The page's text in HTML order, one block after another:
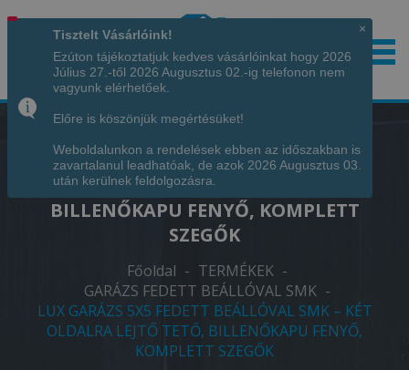
Hívjon minket!+36 70 7342034
LUX GARÁZS 5X5 FEDETT BEÁLLÓVAL
SMK – KÉT OLDALRA LEJTŐ TETŐ,
BILLENŐKAPU FENYŐ, KOMPLETT
SZEGŐK
Főoldal - TERMÉKEK -
GARÁZS FEDETT BEÁLLÓVAL SMK -
LUX GARÁZS 5X5 FEDETT BEÁLLÓVAL SMK – KÉT
OLDALRA LEJTŐ TETŐ, BILLENŐKAPU FENYŐ,
KOMPLETT SZEGŐK
×
Tisztelt Vásárlóink!
Ezúton tájékoztatjuk kedves vásárlóinkat hogy 2026
Július 27.-től 2026 Augusztus 02.-ig telefonon nem
vagyunk elérhetőek.
Előre is köszönjük megértésüket!
Weboldalunkon a rendelések ebben az időszakban is
zavartalanul leadhatóak, de azok 2026 Augusztus 03.
után kerülnek feldolgozásra.